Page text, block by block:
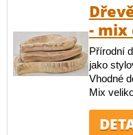
- mix
Přírodní
jako
Vhodné
Mix